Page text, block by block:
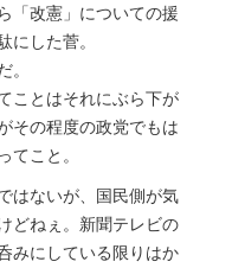
「改憲」についての援
にした菅。
。
ことはそれにぶら下が
その程度の政党でもは
てこと。
はないが、国民側が気
どねぇ。新聞テレビの
みにしている限りはか